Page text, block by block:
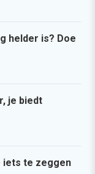
helder is? Doe
je biedt
iets te zeggen